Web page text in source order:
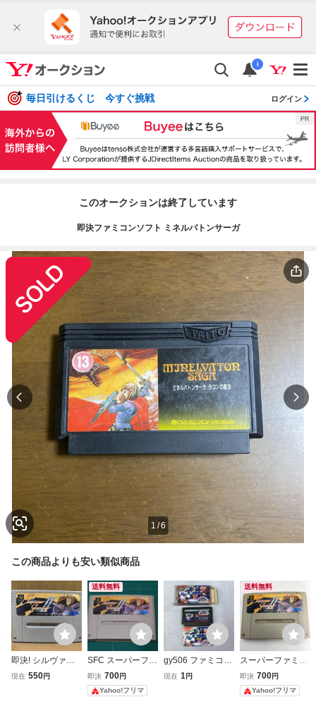
i
毎日引けるくじ 今すぐ挑戦 ログイン
このオークションは終了しています
即決ファミコンソフト ミネルバトンサーガ
1 /6
この商品よりも安い類似商品
即決! シルヴァサ
ーガ2 スーパーフ
現在 550円
送料無料
SFC スーパーファ
ミコン シルヴァサ
ーガII SHVC-S8
ソフトのみ
即決 700円
Yahoo!フリマ
gy506 ファミコン
FC NEO 平安京エ
現在 1円
送料無料
スーパーファミコ
ンソフト シルヴ
ァ・サーガ2 Silva
Saga II 動作未確
即決 700円
Yahoo!フリマ